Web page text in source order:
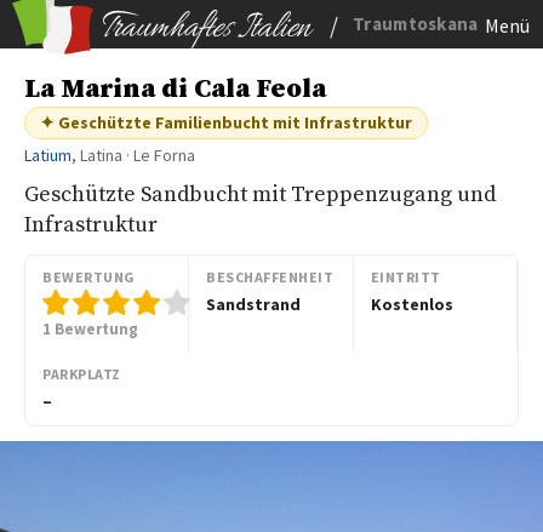
/ Traumtoskana Menü
La Marina di Cala Feola
✦ Geschützte Familienbucht mit Infrastruktur
Latium, Latina · Le Forna
Geschützte Sandbucht mit Treppenzugang und
Infrastruktur
BEWERTUNG
1 Bewertung
BESCHAFFENHEIT
Sandstrand
EINTRITT
Kostenlos
PARKPLATZ
–